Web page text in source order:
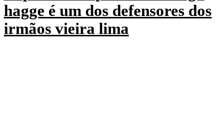
22 de setembro de 2017